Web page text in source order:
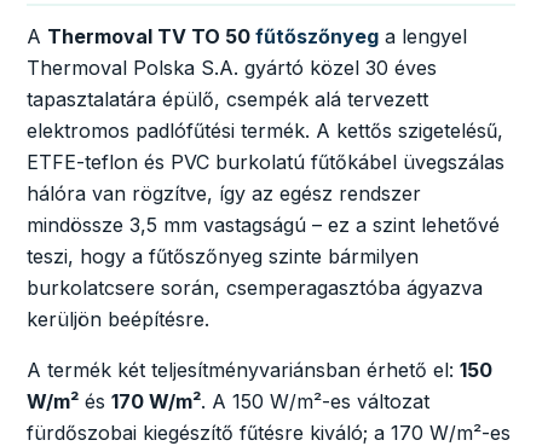
A Thermoval TV TO 50 fűtőszőnyeg a lengyel
Thermoval Polska S.A. gyártó közel 30 éves
tapasztalatára épülő, csempék alá tervezett
elektromos padlófűtési termék. A kettős szigetelésű,
ETFE-teflon és PVC burkolatú fűtőkábel üvegszálas
hálóra van rögzítve, így az egész rendszer
mindössze 3,5 mm vastagságú – ez a szint lehetővé
teszi, hogy a fűtőszőnyeg szinte bármilyen
burkolatcsere során, csemperagasztóba ágyazva
kerüljön beépítésre.
A termék két teljesítményvariánsban érhető el: 150
W/m² és 170 W/m². A 150 W/m²-es változat
fürdőszobai kiegészítő fűtésre kiváló; a 170 W/m²-es